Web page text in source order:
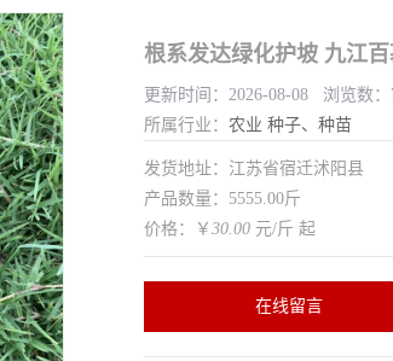
根系发达绿化护坡 九江
更新时间：2026-08-08 浏览数：
所属行业： 农业 种子、种苗
发货地址：江苏省宿迁沭阳县
产品数量：5555.00斤
价格：￥ 30.00 元/斤 起
在线留言